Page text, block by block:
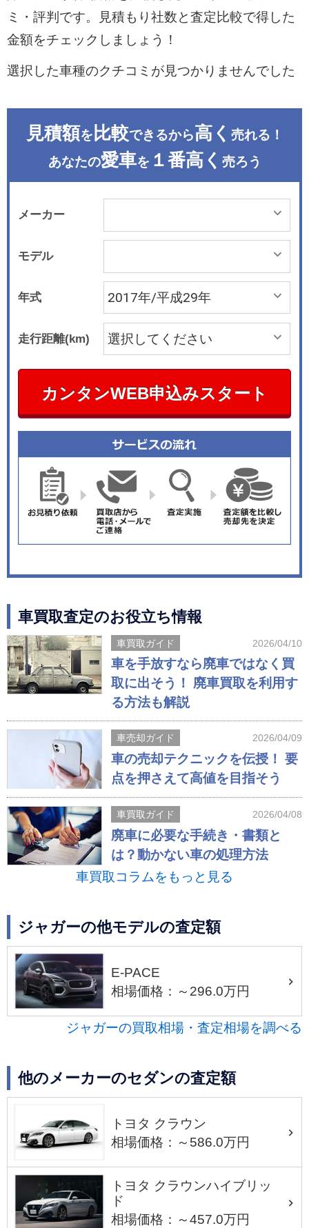
ミ・評判です。見積もり社数と査定比較で得した
金額をチェックしましょう！
選択した車種のクチコミが見つかりませんでした
見積額を 比較できるから高く 売れる！
あなたの愛車を １番高く 売ろう
メーカー
モデル
年式
走行距離(km)
カンタンWEB申込みスタート
車買取査定のお役立ち情報
車買取ガイド 2026/04/10
車を手放すなら廃車ではなく買
取に出そう！ 廃車買取を利用す
る方法も解説
車売却ガイド 2026/04/09
車の売却テクニックを伝授！ 要
点を押さえて高値を目指そう
車買取ガイド 2026/04/08
廃車に必要な手続き・書類と
は？動かない車の処理方法
車買取コラムをもっと見る
ジャガーの他モデルの査定額
E-PACE
相場価格：～296.0万円
ジャガーの買取相場・査定相場を調べる
他のメーカーのセダンの査定額
トヨタ クラウン
相場価格：～586.0万円
トヨタ クラウンハイブリッ
ド
相場価格：～457.0万円